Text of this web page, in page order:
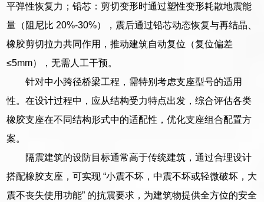
平弹性恢复力；铅芯：剪切变形时通过塑性变形耗散地震能
量（阻尼比 20%-30%），震后通过铅芯动态恢复与再结晶、
橡胶剪切拉力共同作用，推动建筑自动复位（复位偏差
≤5mm），无需人工干预。
针对中小跨径桥梁工程，需特别考虑支座型号的适用
性。在设计过程中，应从结构受力特点出发，综合评估各类
橡胶支座在不同结构形式中的适配性，优化支座组合配置方
案。
隔震建筑的设防目标通常高于传统建筑，通过合理设计
搭配橡胶支座，可实现 “小震不坏，中震不坏或轻微破坏，大
震不丧失使用功能” 的抗震要求，为建筑物提供全方位的安全